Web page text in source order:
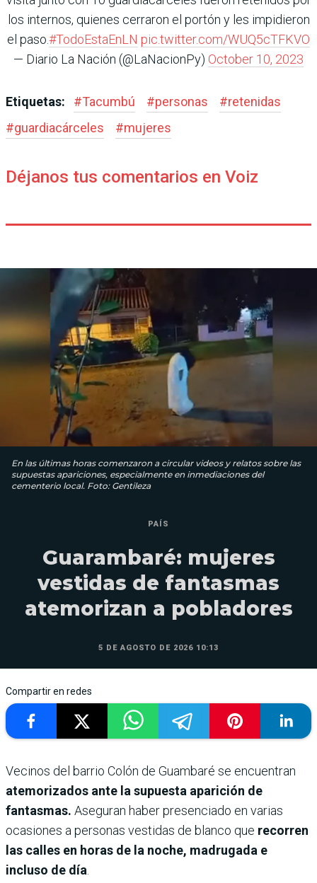
los internos, quienes cerraron el portón y les impidieron
el paso.#TodoEstaEnLN pic.twitter.com/WUQ5cTFKVO
— Diario La Nación (@LaNacionPy) October 10, 2023
Etiquetas: #Tacumbú #personas #retenidas
#guardiacárceles #mujeres
Déjanos tus comentarios en Voiz
En las últimas horas comenzaron a circular videos y relatos sobre las
supuestas apariciones, especialmente en inmediaciones del
cementerio local. Foto: Gentileza
PAÍS
Guarambaré: mujeres
vestidas de fantasmas
atemorizan a pobladores
5 DE AGOSTO DE 2026 10:13
Compartir en redes
Vecinos del barrio Colón de Guambaré se encuentran
atemorizados ante la supuesta aparición de
fantasmas. Aseguran haber presenciado en varias
ocasiones a personas vestidas de blanco que recorren
las calles en horas de la noche, madrugada e
incluso de día